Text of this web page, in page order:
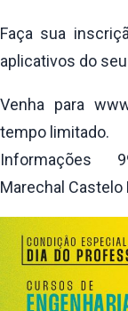
Faça sua
aplicativos do
Venha para
tempo limitado.
Informações
Marechal Castelo